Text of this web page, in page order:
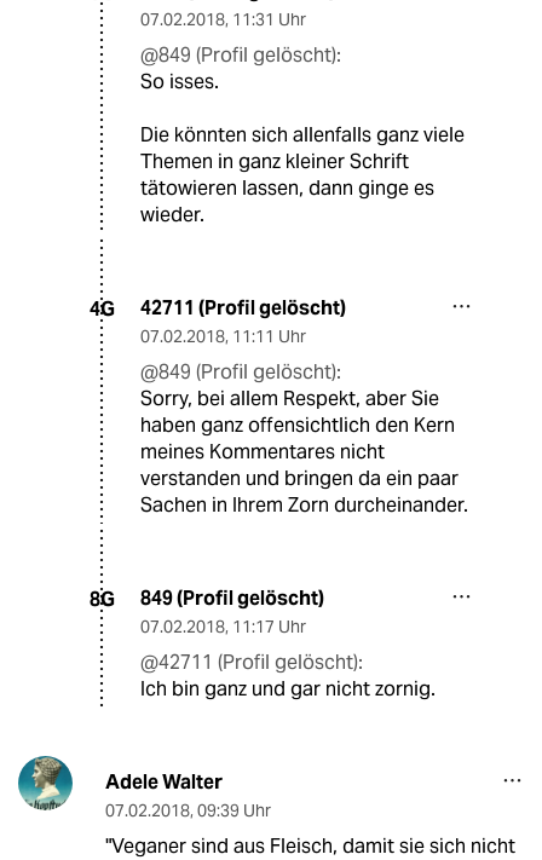
07.02.2018, 11:31 Uhr
@849 (Profil gelöscht):
So isses.
Die könnten sich allenfalls ganz viele
Themen in ganz kleiner Schrift
tätowieren lassen, dann ginge es
wieder.
4G 42711 (Profil gelöscht)
07.02.2018, 11:11 Uhr
@849 (Profil gelöscht):
Sorry, bei allem Respekt, aber Sie
haben ganz offensichtlich den Kern
meines Kommentares nicht
verstanden und bringen da ein paar
Sachen in Ihrem Zorn durcheinander.
8G 849 (Profil gelöscht)
07.02.2018, 11:17 Uhr
@42711 (Profil gelöscht):
Ich bin ganz und gar nicht zornig.
Adele Walter
07.02.2018, 09:39 Uhr
"Veganer sind aus Fleisch, damit sie sich nicht